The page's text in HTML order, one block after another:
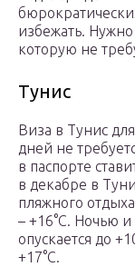
избежать. Нужно
которую не
Тунис
Виза в Тунис
дней не
в паспорте
в декабре в
пляжного
– +16°С. Ночью
опускается до
+17°С.